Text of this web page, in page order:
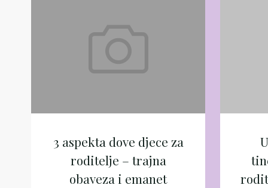
dove
djece
za
roditelje
i
emanet
3 aspekta dove djece za
roditelje – trajna
obaveza i emanet